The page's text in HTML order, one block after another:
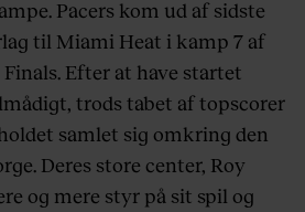
Pacers kom ud af sidste
til Miami Heat i kamp 7 af
Efter at have startet
trods tabet af topscorer
samlet sig omkring den
Deres store center, Roy
og mere styr på sit spil og